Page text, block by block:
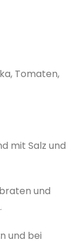
Tomaten,
mit Salz und
und
und bei